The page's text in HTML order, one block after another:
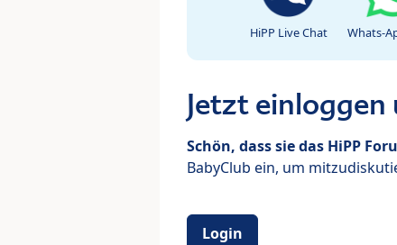
HiPP Live Chat Whats-
Jetzt
Schön, dass sie das HiPP
BabyClub ein, um
Login